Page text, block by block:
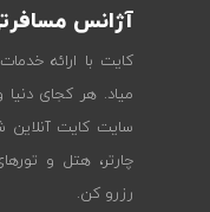
آژانس
کایت با ارائه
میاد. هر کجای
سایت کایت آنلاین
چارتر، هتل و
رزرو کن.